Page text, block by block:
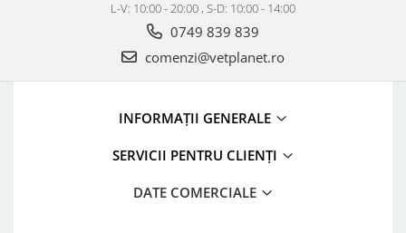
L-V: 10:00 - 20:00 , S-D: 10:00 - 14:00
0749 839 839
comenzi@vetplanet.ro
INFORMAȚII GENERALE
SERVICII PENTRU CLIENȚI
DATE COMERCIALE